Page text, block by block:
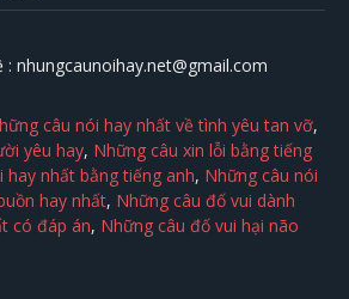
: nhungcaunoihay.net@gmail.com
câu nói hay nhất về tình yêu tan vỡ,
yêu hay, Những câu xin lỗi bằng tiếng
hay nhất bằng tiếng anh, Những câu nói
hay nhất, Những câu đố vui dành
có đáp án, Những câu đố vui hại não